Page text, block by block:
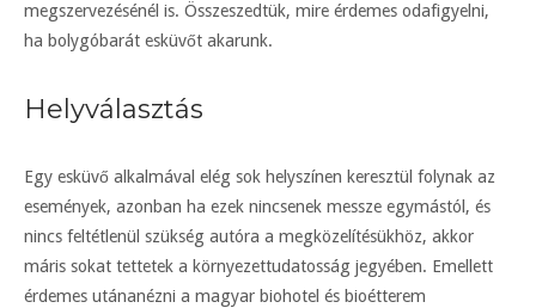
megszervezésénél is. Összeszedtük, mire érdemes odafigyelni,
ha bolygóbarát esküvőt akarunk.
Helyválasztás
Egy esküvő alkalmával elég sok helyszínen keresztül folynak az
események, azonban ha ezek nincsenek messze egymástól, és
nincs feltétlenül szükség autóra a megközelítésükhöz, akkor
máris sokat tettetek a környezettudatosság jegyében. Emellett
érdemes utánanézni a magyar biohotel és bioétterem